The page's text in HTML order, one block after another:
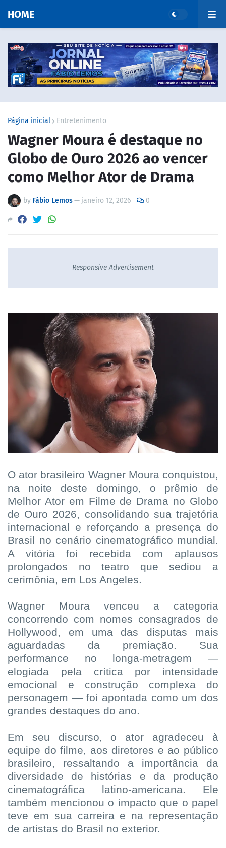
HOME
Página inicial Entretenimento
Wagner Moura é destaque no
Globo de Ouro 2026 ao vencer
como Melhor Ator de Drama
by Fábio Lemos— janeiro 12, 2026 0
Responsive Advertisement
O ator brasileiro Wagner Moura conquistou,
na noite deste domingo, o prêmio de
Melhor Ator em Filme de Drama no Globo
de Ouro 2026, consolidando sua trajetória
internacional e reforçando a presença do
Brasil no cenário cinematográfico mundial.
A vitória foi recebida com aplausos
prolongados no teatro que sediou a
cerimônia, em Los Angeles.
Wagner Moura venceu a categoria
concorrendo com nomes consagrados de
Hollywood, em uma das disputas mais
aguardadas da premiação. Sua
performance no longa-metragem —
elogiada pela crítica por intensidade
emocional e construção complexa do
personagem — foi apontada como um dos
grandes destaques do ano.
Em seu discurso, o ator agradeceu à
equipe do filme, aos diretores e ao público
brasileiro, ressaltando a importância da
diversidade de histórias e da produção
cinematográfica latino-americana. Ele
também mencionou o impacto que o papel
teve em sua carreira e na representação
de artistas do Brasil no exterior.